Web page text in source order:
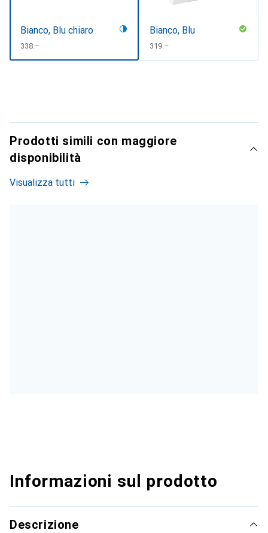
Bianco, Blu chiaro
CHF
338.–
Bianco, Blu
CHF
319.–
Prodotti simili con maggiore
disponibilità
Visualizza tutti
Informazioni sul prodotto
Descrizione